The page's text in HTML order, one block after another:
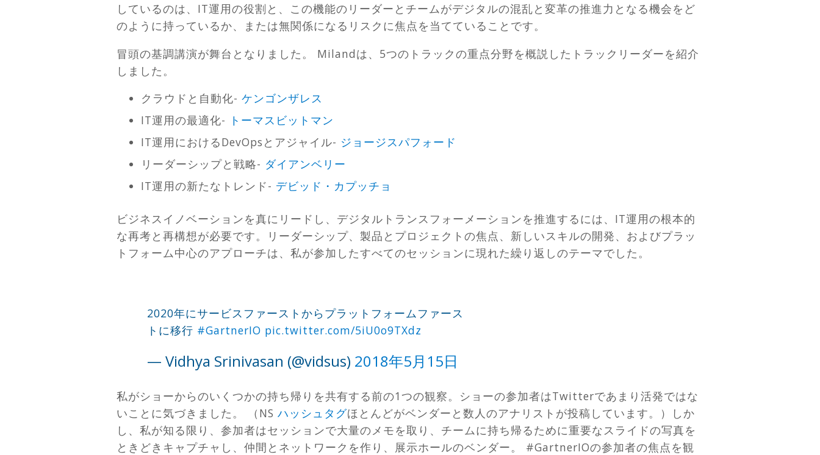
しているのは、IT運用の役割と、この機能のリーダーとチームがデジタルの混乱と変革の推進力となる機会をど
のように持っているか、または無関係になるリスクに焦点を当てていることです。
冒頭の基調講演が舞台となりました。 Milandは、5つのトラックの重点分野を概説したトラックリーダーを紹介
しました。
クラウドと自動化- ケンゴンザレス
IT運用の最適化- トーマスビットマン
IT運用におけるDevOpsとアジャイル- ジョージスパフォード
リーダーシップと戦略- ダイアンベリー
IT運用の新たなトレンド- デビッド・カプッチョ
ビジネスイノベーションを真にリードし、デジタルトランスフォーメーションを推進するには、IT運用の根本的
な再考と再構想が必要です。リーダーシップ、製品とプロジェクトの焦点、新しいスキルの開発、およびプラッ
トフォーム中心のアプローチは、私が参加したすべてのセッションに現れた繰り返しのテーマでした。
2020年にサービスファーストからプラットフォームファース
トに移行 #GartnerIO pic.twitter.com/5iU0o9TXdz
— Vidhya Srinivasan (@vidsus) 2018年5月15日
私がショーからのいくつかの持ち帰りを共有する前の1つの観察。ショーの参加者はTwitterであまり活発ではな
いことに気づきました。 （NS ハッシュタグほとんどがベンダーと数人のアナリストが投稿しています。）しか
し、私が知る限り、参加者はセッションで大量のメモを取り、チームに持ち帰るために重要なスライドの写真を
ときどきキャプチャし、仲間とネットワークを作り、展示ホールのベンダー。 #GartnerIOの参加者の焦点を観